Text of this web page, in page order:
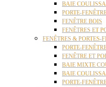
BAIE
PORTE-
FENÊTRE BOIS
FENÊTRES ET
FENÊTRES & PORTES-
PORTE-
FENÊTRE ET
BAIE MIXTE
BAIE
PORTE-